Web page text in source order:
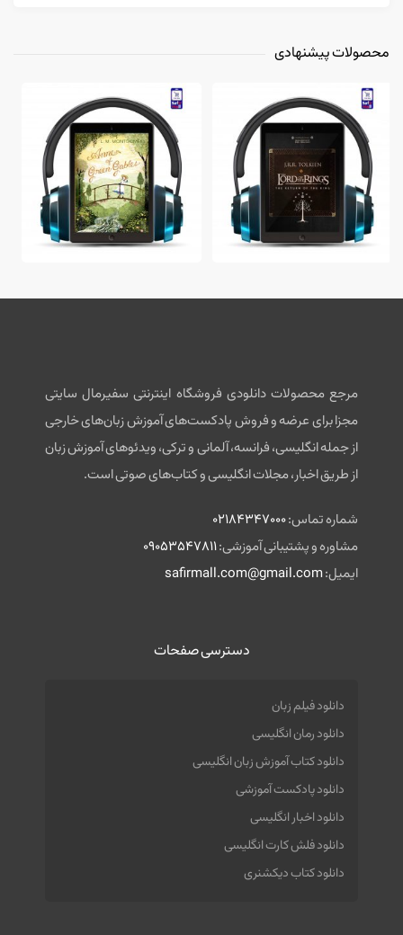
محصولات پیشنهادی
مرجع محصولات دانلودی فروشگاه اینترنتی سفیرمال سایتی
مجزا برای عرضه و فروش پادکست‌های آموزش زبان‌های خارجی
از جمله انگلیسی، فرانسه، آلمانی و ترکی، ویدئوهای آموزش زبان
از طریق اخبار، مجلات انگلیسی و کتاب‌های صوتی است.
شماره تماس:02184347000
مشاوره و پشتیبانی آموزشی:09053547811
ایمیل:safirmall.com@gmail.com
دسترسی صفحات
دانلود فیلم زبان
دانلود رمان انگلیسی
دانلود کتاب آموزش زبان انگلیسی
دانلود پادکست آموزشی
دانلود اخبار انگلیسی
دانلود فلش کارت انگلیسی
دانلود کتاب دیکشنری